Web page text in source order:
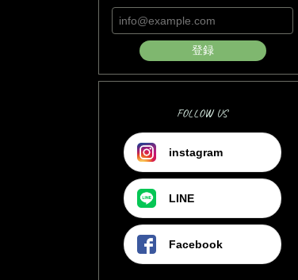
登録
FOLLOW US
instagram
LINE
Facebook